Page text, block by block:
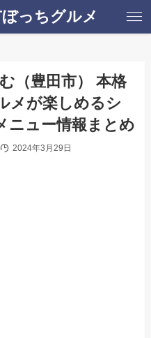
っちグルメ
（豊田市） 本格
メが楽しめるシ
ニュー情報まとめ
2024年3月29日